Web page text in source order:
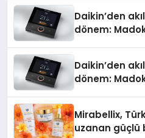
Daikin’den
dönem:
Daikin’den
dönem:
Mirabellix,
uzanan güçlü